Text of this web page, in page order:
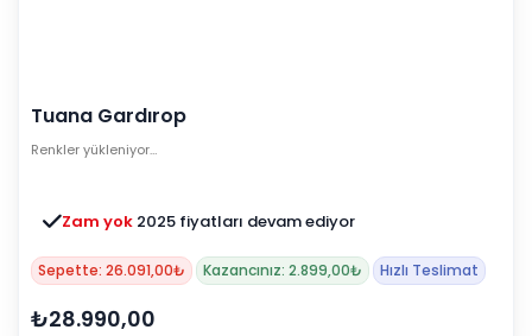
Tuana Gardırop
Renkler yükleniyor…
Zam yok 2025 fiyatları devam ediyor
Sepette: 26.091,00₺ Kazancınız: 2.899,00₺ Hızlı Teslimat
₺28.990,00